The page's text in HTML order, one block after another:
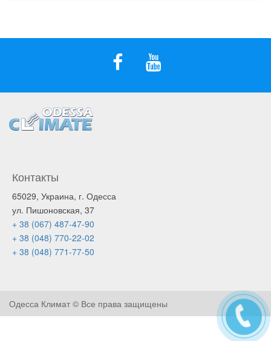
Контакты
65029, Украина, г. Одесса
ул. Пишоновская, 37
+ 38 (067) 487-47-90
+ 38 (048) 770-22-02
+ 38 (048) 771-77-50
Одесса Климат © Все права защищены